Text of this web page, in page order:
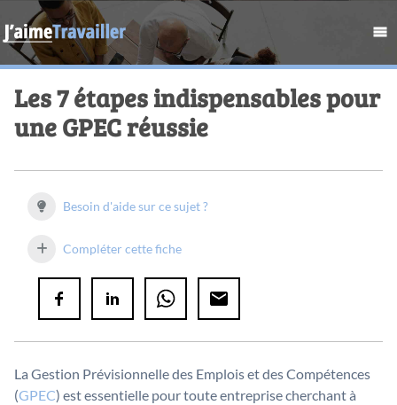
Les 7 étapes indispensables pour
une GPEC réussie
Besoin d'aide sur ce sujet ?
Compléter cette fiche
La Gestion Prévisionnelle des Emplois et des Compétences
(GPEC) est essentielle pour toute entreprise cherchant à